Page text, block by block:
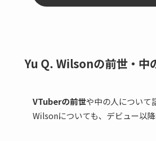
Yu Q. Wilsonの前世・中
VTuberの前世や中の人について
Wilsonについても、デビュー以